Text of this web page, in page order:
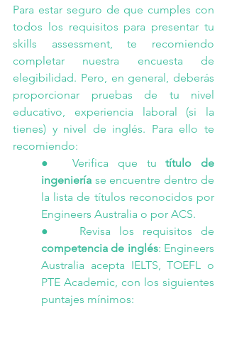
Para estar seguro de que cumples con
todos los requisitos para presentar tu
skills assessment, te recomiendo
completar nuestra encuesta de
elegibilidad. Pero, en general, deberás
proporcionar pruebas de tu nivel
educativo, experiencia laboral (si la
tienes) y nivel de inglés. Para ello te
recomiendo:
●  Verifica que tu título de
ingeniería se encuentre dentro de
Engineers Australia o por ACS.
competencia de inglés: Engineers
Australia acepta IELTS, TOEFL o
PTE Academic, con los siguientes
puntajes mínimos: